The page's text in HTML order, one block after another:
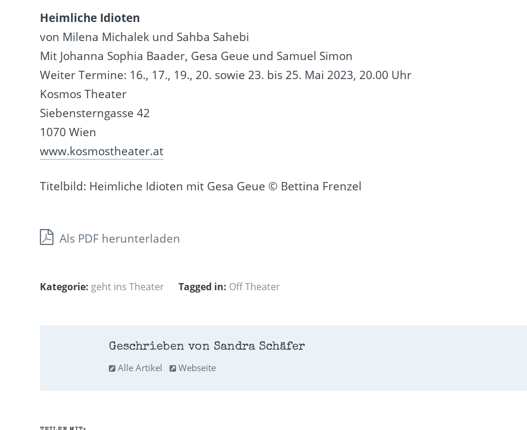
Heimliche Idioten
von Milena Michalek und Sahba Sahebi
Mit Johanna Sophia Baader, Gesa Geue und Samuel Simon
Weiter Termine: 16., 17., 19., 20. sowie 23. bis 25. Mai 2023, 20.00 Uhr
Kosmos Theater
Siebensterngasse 42
1070 Wien
www.kosmostheater.at
Titelbild: Heimliche Idioten mit Gesa Geue © Bettina Frenzel
Als PDF herunterladen
Kategorie: geht ins Theater Tagged in: Off Theater
Geschrieben von Sandra Schäfer
Alle Artikel
Webseite